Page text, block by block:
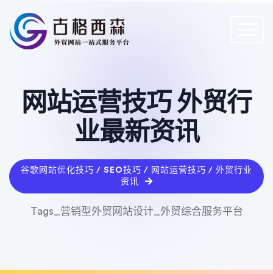
网站运营技巧 外贸行
业最新资讯
谷歌网站优化技巧 / SEO技巧 / 网站运营技巧 / 外贸行业
资讯
Tags_营销型外贸网站设计_外贸综合服务平台